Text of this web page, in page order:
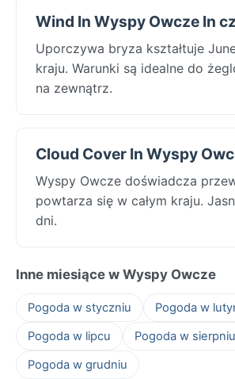
Wind In Wyspy Owcze In
Uporczywa bryza kształtuje
kraju. Warunki są idealne do
na zewnątrz.
Cloud Cover In Wyspy
Wyspy Owcze doświadcza
powtarza się w całym kraju.
dni.
Inne miesiące w Wyspy Owcze
Pogoda w styczniu Pogoda w
Pogoda w lipcu
Pogoda w sierpniu
Pogoda w grudniu